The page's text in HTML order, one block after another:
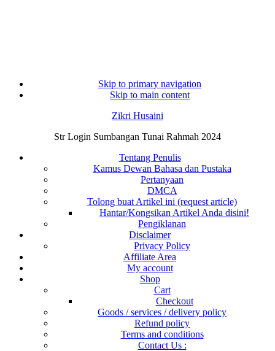
Skip to primary navigation
Skip to main content
Zikri Husaini
Str Login Sumbangan Tunai Rahmah 2024
Tentang Penulis
Kamus Dewan Bahasa dan Pustaka
Pertanyaan
DMCA
Tolong buat Artikel ini (request article)
Hantar/Kongsikan Artikel Anda disini!
Pengiklanan
Disclaimer
Privacy Policy
Affiliate Area
My account
Shop
Cart
Checkout
Goods / services / delivery policy
Refund policy
Terms and conditions
Contact Us :